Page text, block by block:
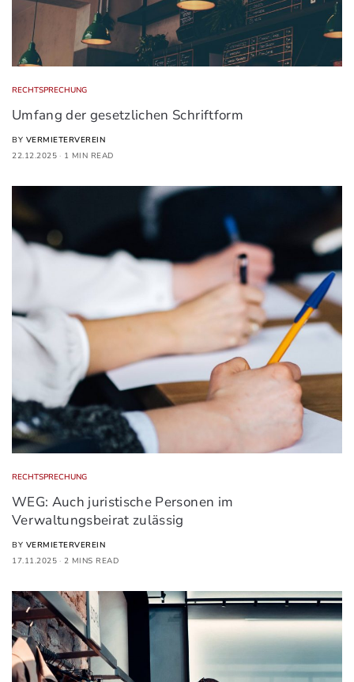
RECHTSPRECHUNG
Umfang der gesetzlichen Schriftform
BY VERMIETERVEREIN
22.12.2025
1 MIN READ
RECHTSPRECHUNG
WEG: Auch juristische Personen im
Verwaltungsbeirat zulässig
BY VERMIETERVEREIN
17.11.2025
2 MINS READ